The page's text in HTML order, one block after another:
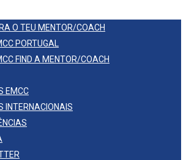
O TEU MENTOR/COACH
PORTUGAL
FIND A MENTOR/COACH
EMCC
INTERNACIONAIS